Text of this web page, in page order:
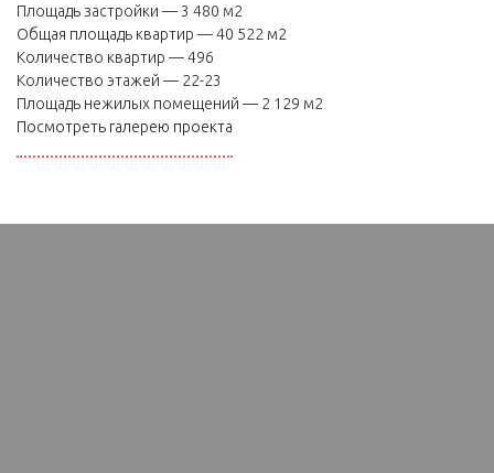
Площадь застройки — 3 480 м2
Общая площадь квартир — 40 522 м2
Количество квартир — 496
Количество этажей — 22-23
Площадь нежилых помещений — 2 129 м2
Посмотреть галерею проекта